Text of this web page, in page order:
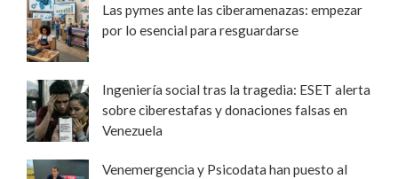
Las pymes ante las ciberamenazas: empezar
por lo esencial para resguardarse
Ingeniería social tras la tragedia: ESET alerta
sobre ciberestafas y donaciones falsas en
Venezuela
Venemergencia y Psicodata han puesto al